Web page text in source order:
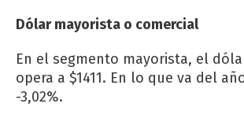
Dólar mayorista o comercial
En el segmento mayorista, el
opera a $1411. En lo que va del
-3,02%.